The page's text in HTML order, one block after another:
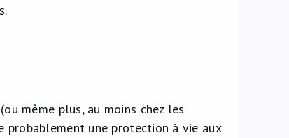
même plus, au moins chez les
probablement une protection à vie aux